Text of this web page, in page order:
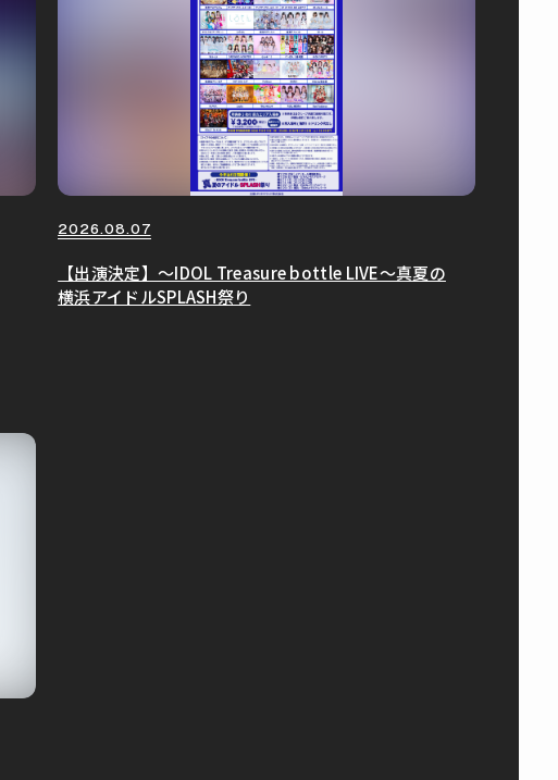
2026.08.07
【出演決定】〜IDOL Treasure bottle LIVE〜真夏の
横浜アイドルSPLASH祭り